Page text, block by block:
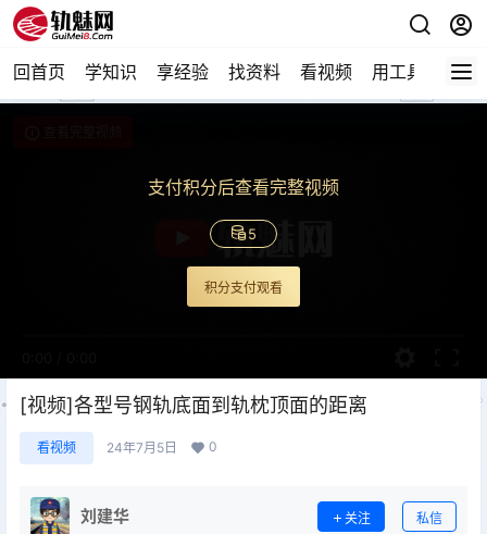
回首页 学知识 享经验 找资料 看视频 用工具 论技
支付积分后查看完整视频
5
积分支付观看
[视频]各型号钢轨底面到轨枕顶面的距离
看视频 24年7月5日 0
刘建华 关注 私信